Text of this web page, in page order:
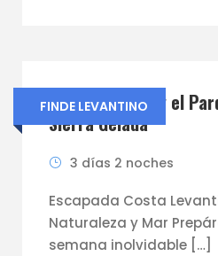
FINDE LEVANTINO
Puig Campana y el
Sierra Gelada
3 días 2 noches
Escapada Costa
Naturaleza y Mar
semana inolvidable […]